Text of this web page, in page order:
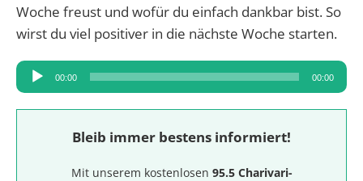
Woche freust und wofür du einfach dankbar bist. So
wirst du viel positiver in die nächste Woche starten.
Audio-
Player
00:00 00:00
Bleib immer bestens informiert!
Mit unserem kostenlosen 95.5 Charivari-